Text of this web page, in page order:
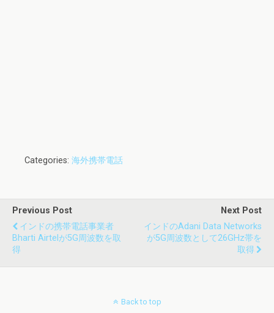
Categories: 海外携帯電話
Previous Post
インドの携帯電話事業者
Bharti Airtelが5G周波数を取
得
Next Post
インドのAdani Data Networks
が5G周波数として26GHz帯を
取得
Back to top